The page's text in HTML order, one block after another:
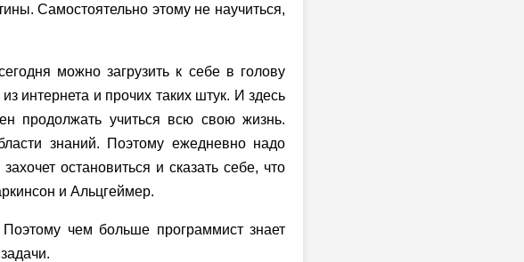
Самостоятельно этому не научиться,
можно загрузить к себе в голову
интернета и прочих таких штук. И здесь
продолжать учиться всю свою жизнь.
знаний. Поэтому ежедневно надо
остановиться и сказать себе, что
и Альцгеймер.
чем больше программист знает